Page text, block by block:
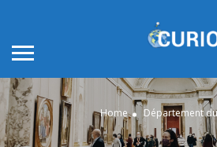
Home Département